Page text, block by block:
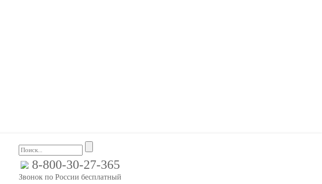
8-800-30-27-365
Звонок по России бесплатный